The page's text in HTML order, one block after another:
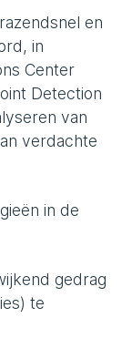
en
in
Center
Detection
van
verdachte
in de
gedrag
te